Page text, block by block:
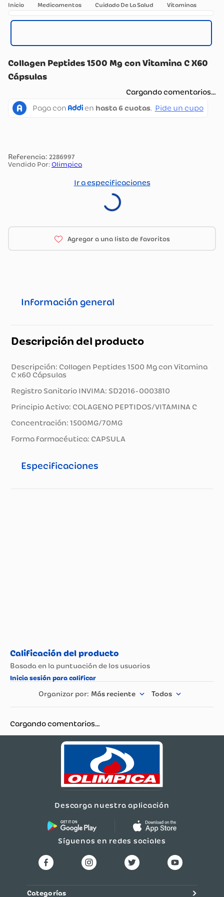
Medicamentos Cuidado De La Salud Vitaminas
Collagen Peptides 1500 Mg con Vitamina C X60
Cápsulas
Cargando comentarios…
: 2286997
Vendido Por: Olimpica
Ir a especificaciones
Información general
Descripción del producto
Descripción: Collagen Peptides 1500 Mg con Vitamina
C x60 Cápsulas
Registro Sanitario INVIMA: SD2016-0003810
Principio Activo: COLAGENO PEPTIDOS/VITAMINA C
Concentración: 1500MG/70MG
Forma farmacéutica: CAPSULA
Especificaciones
Más reciente Todos
Cargando comentarios…
Descarga nuestra aplicación
Síguenos en redes sociales
Categorías